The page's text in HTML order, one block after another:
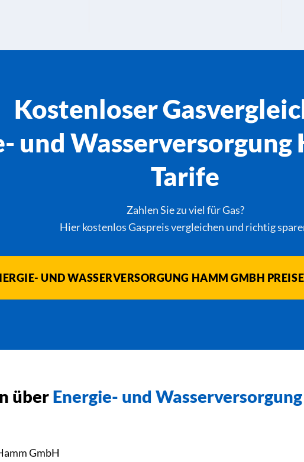
Kostenloser
und Wasserversorgung
Tarife
Zahlen Sie zu viel für Gas?
Hier kostenlos Gaspreis vergleichen und richtig
UND WASSERVERSORGUNG HAMM GMBH
über Energie- und
GmbH